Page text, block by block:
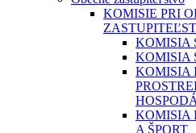
KOMISIE PRI
KOMISIA
KOMISIA
KOMISIA
KOMISIA
A ŠPORT